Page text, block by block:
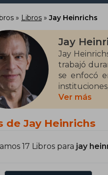
Libros Jay Heinrichs
Jay
Jay
trabajó
se enfocó
Entre sus
principios
conducta
Ver más
de Jay Heinrichs
17 Libros para jay